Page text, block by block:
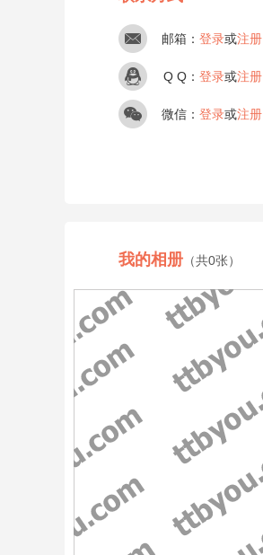
邮箱： 登录或注册
Q Q： 登录或注册
微信： 登录或注册
我的相册 （共0张）